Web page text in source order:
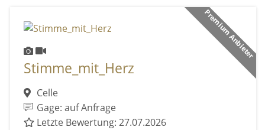
Premium Anbieter
Stimme_mit_Herz
Celle
Gage: auf Anfrage
Letzte Bewertung: 27.07.2026